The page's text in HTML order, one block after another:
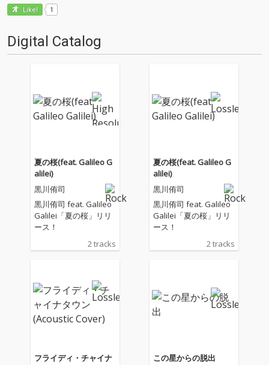
Like! 1
Digital Catalog
夏の桜(feat. Galileo G
alilei)
黒川侑司
黒川侑司 feat. Galileo
Galilei「夏の桜」リリ
ース！
2 tracks
夏の桜(feat. Galileo G
alilei)
黒川侑司
黒川侑司 feat. Galileo
Galilei「夏の桜」リリ
ース！
2 tracks
フライディ・チャイナ
この星からの脱出